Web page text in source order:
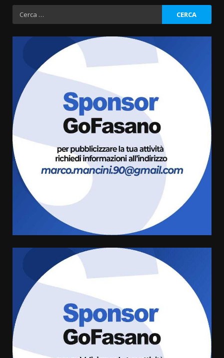
Ricerca
per:
Grande successo per la “Sagra
del Pesce Spada” a Savelletri
9 Agosto 2026 07:32
Serie D, l’Us Fasano non molla e
conferma di voler ricorrere per
ottenere l’iscrizione
ufficialmente la Festa di
Savelletri
8 Agosto 2026 11:00
Savelletri in festa, domani sera
grande spettacolo con Uccio De
Santis
8 Agosto 2026 07:30